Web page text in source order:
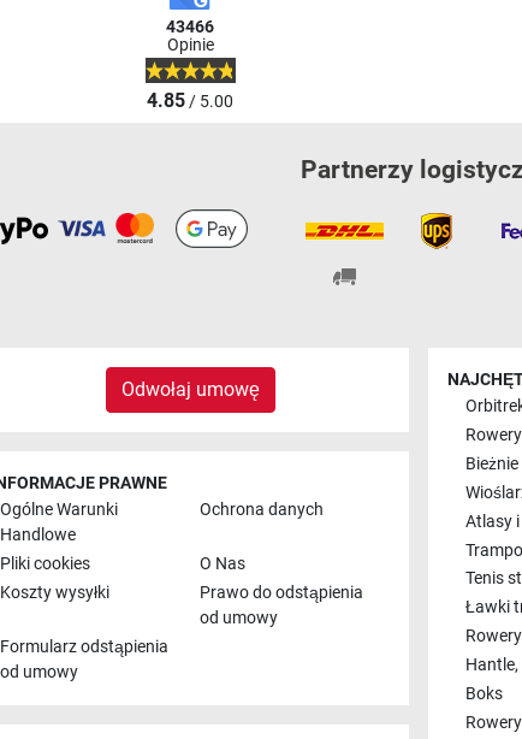
43466
Opinie
4.85/ 5.00
Partnerzy
Odwołaj umowę
PRAWNE
Ogólne Warunki
Handlowe
Ochrona danych
Pliki cookies
O Nas
Koszty wysyłki
Prawo do odstąpienia
od umowy
Formularz odstąpienia
od umowy
Bieżnie
Atlasy
Tenis
Ławki
Boks